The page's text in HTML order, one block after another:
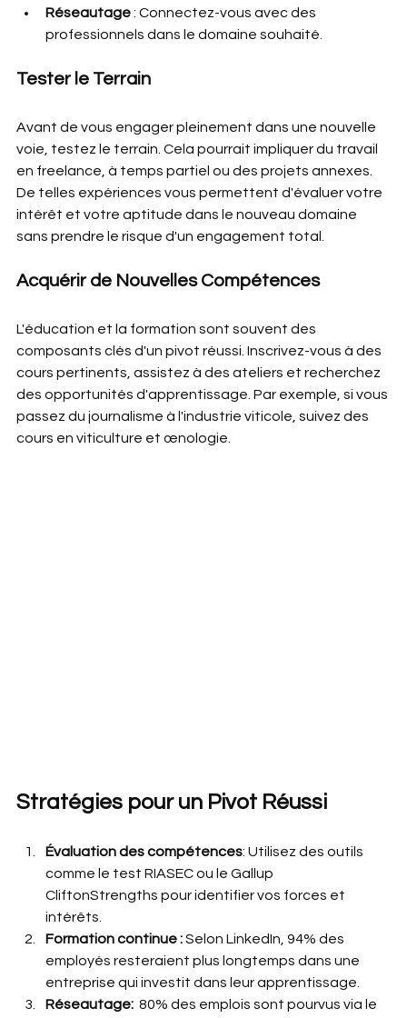
Réseautage : Connectez-vous avec des
professionnels dans le domaine souhaité.
Tester le Terrain
Avant de vous engager pleinement dans une nouvelle
voie, testez le terrain. Cela pourrait impliquer du travail
en freelance, à temps partiel ou des projets annexes.
De telles expériences vous permettent d'évaluer votre
intérêt et votre aptitude dans le nouveau domaine
sans prendre le risque d'un engagement total.
Acquérir de Nouvelles Compétences
L'éducation et la formation sont souvent des
composants clés d'un pivot réussi. Inscrivez-vous à des
cours pertinents, assistez à des ateliers et recherchez
des opportunités d'apprentissage. Par exemple, si vous
passez du journalisme à l'industrie viticole, suivez des
cours en viticulture et œnologie.
Stratégies pour un Pivot Réussi
Évaluation des compétences: Utilisez des outils
comme le test RIASEC ou le Gallup
CliftonStrengths pour identifier vos forces et
intérêts.
Formation continue : Selon LinkedIn, 94% des
employés resteraient plus longtemps dans une
entreprise qui investit dans leur apprentissage.
Réseautage: 80% des emplois sont pourvus via le